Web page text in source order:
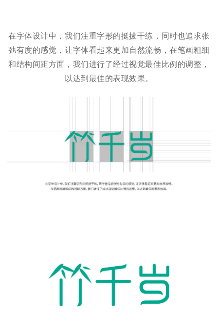
在字体设计中，我们注重字形的挺拔干练，同时也追求张
弛有度的感觉，让字体看起来更加自然流畅，在笔画粗细
和结构间距方面，我们进行了经过视觉最佳比例的调整，
以达到最佳的表现效果。